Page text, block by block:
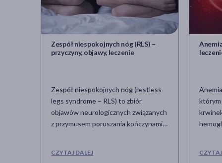
Zespół niespokojnych nóg (RLS) –
przyczyny, objawy, leczenie
Zespół niespokojnych nóg (restless
legs syndrome – RLS) to zbiór
objawów neurologicznych związanych
z przymusem poruszania kończynami
populacji i jest częstą przyczyną
CZYTAJ DALEJ
którym